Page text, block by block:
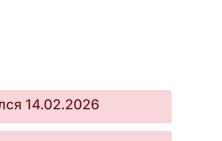
14.02.2026